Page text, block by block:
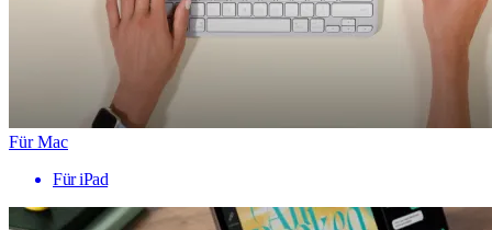
Für Mac
Für iPad